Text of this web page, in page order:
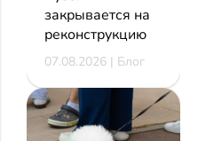
закрывается на
реконструкцию
07.08.2026 | Блог